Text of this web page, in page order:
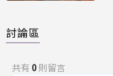
討論區
共有 0則留言